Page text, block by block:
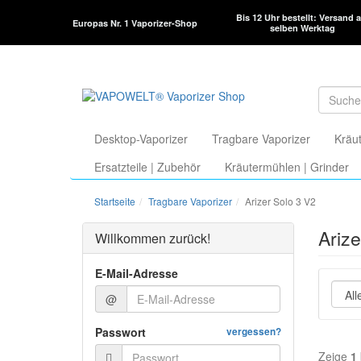
Europas Nr. 1 Vaporizer-Shop
Bis 12 Uhr bestellt: Versand
selben Werktag
Desktop-Vaporizer Tragbare Vaporizer
Ersatzteile | Zubehör
Kräutermühlen | Grinder
Startseite Tragbare Vaporizer Arizer Solo 3 V2
Zeige 1
Willkommen zurück!
E-Mail-Adresse
@
vergessen?
Passwort